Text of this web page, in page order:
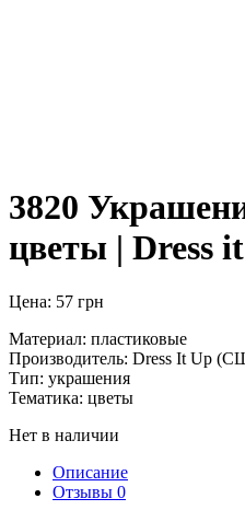
3820
цветы |
Цена: 57 грн
Материал: пластиковые
Производитель: Dress It Up
Тип: украшения
Тематика: цветы
Нет в наличии
Описание
Отзывы 0